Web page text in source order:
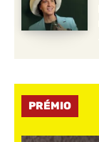
PRÉMIO